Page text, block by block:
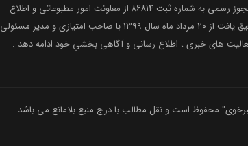
با اخذ مجوز رسمی به شماره ثبت ۸۶۸۱۴ از معاونت امور مطبوعاتی و اطلاع
رسانی وزارت فرهنگ و ارشاد اسلامی توفیق یافت از ۲۰ مرداد ماه سال ۱۳۹۹ با صاحب امتیازی و مدیر مسئولی
های خبری ، اطلاع رسانی و آگاهی بخشیِ خود ادامه دهد .
محفوظ است و نقل مطالب با درج منبع بلامانع می باشد .